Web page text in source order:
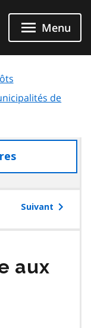
Menu
de
à
table
Suivant
aux